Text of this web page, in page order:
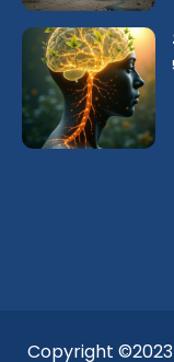
Copyright